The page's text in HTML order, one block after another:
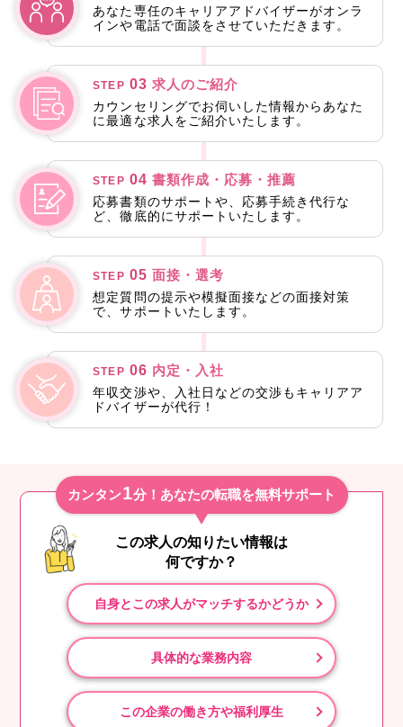
あなた専任のキャリアアドバイザーがオンラ
インや電話で面談をさせていただきます。
STEP 03 求人のご紹介
カウンセリングでお伺いした情報からあなた
に最適な求人をご紹介いたします。
STEP 04 書類作成・応募・推薦
応募書類のサポートや、応募手続き代行な
ど、徹底的にサポートいたします。
STEP 05 面接・選考
想定質問の提示や模擬面接などの面接対策
で、サポートいたします。
STEP 06 内定・入社
年収交渉や、入社日などの交渉もキャリアア
ドバイザーが代行！
カンタン1分！あなたの転職を無料サポート
この求人の知りたい情報は
何ですか？
自身とこの求人がマッチするかどうか
具体的な業務内容
この企業の働き方や福利厚生